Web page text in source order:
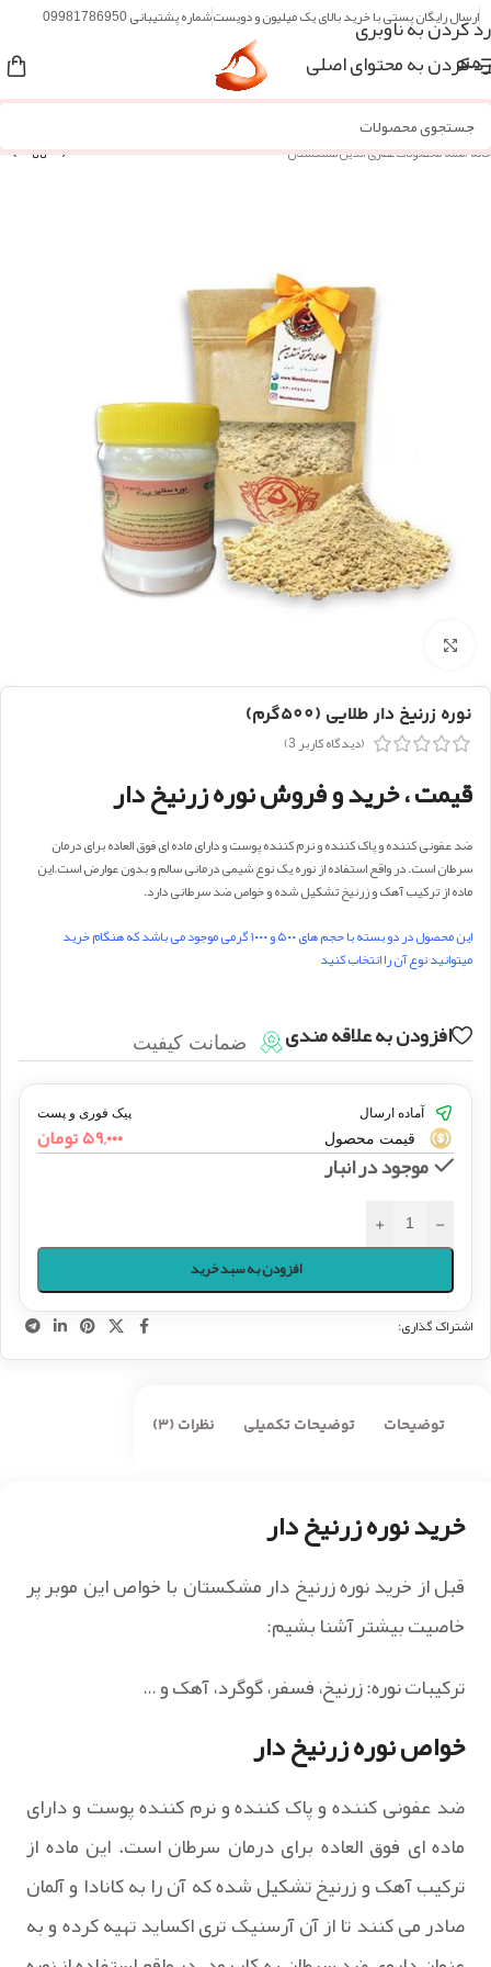
رد کردن به ناوبری
رد کردن به محتوای اصلی
ارسال رایگان پستی با خرید بالای یک میلیون و دویستشماره پشتیبانی 09981786950
منو
خانه/همه محصولات عطاری آنلاین مُشکستان
نوره زرنیخ دار طلایی (500گرم)
(دیدگاه کاربر 3
)
قیمت ، خرید و فروش نوره زرنیخ دار
ضد عفونی کننده و پاک کننده و نرم کننده پوست و دارای ماده ای فوق العاده برای درمان
سرطان است. در واقع استفاده از نوره یک نوع شیمی درمانی سالم و بدون عوارض است.این
ماده از ترکیب آهک و زرنیخ تشکیل شده و خواص ضد سرطانی دارد.
این محصول در دو بسته با حجم های ۵۰۰ و ۱۰۰۰ گرمی موجود می باشد که هنگام خرید
میتوانید نوع آن را انتخاب کنید
افزودن به علاقه مندی ضمانت کیفیت
آماده ارسال پیک فوری و پست
قیمت محصول ۵۹,۰۰۰تومان
موجود در انبار
-
+
افزودن به سبد خرید
اشتراک گذاری:
توضیحات توضیحات تکمیلی نظرات (3)
خرید نوره زرنیخ دار
قبل از خرید نوره زرنیخ دار مشکستان با خواص این موبر پر
خاصیت بیشتر آشنا بشیم:
ترکیبات نوره: زرنیخ، فسفر، گوگرد، آهک و …
خواص نوره زرنیخ دار
ضد عفونی کننده و پاک کننده و نرم کننده پوست و دارای
ماده ای فوق العاده برای درمان سرطان است. این ماده از
ترکیب آهک و زرنیخ تشکیل شده که آن را به کانادا و آلمان
صادر می کنند تا از آن آرسنیک تری اکساید تهیه کرده و به